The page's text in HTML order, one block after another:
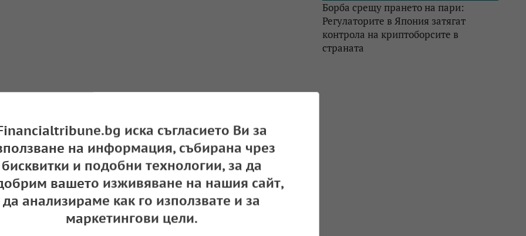
Борба срещу прането на пари:
Регулаторите в Япония затягат
контрола на криптоборсите в
страната
иска съгласието Ви за
на информация, събирана чрез
бисквитки и подобни технологии, за да
вашето изживяване на нашия сайт,
да анализираме как го използвате и за
маркетингови цели.